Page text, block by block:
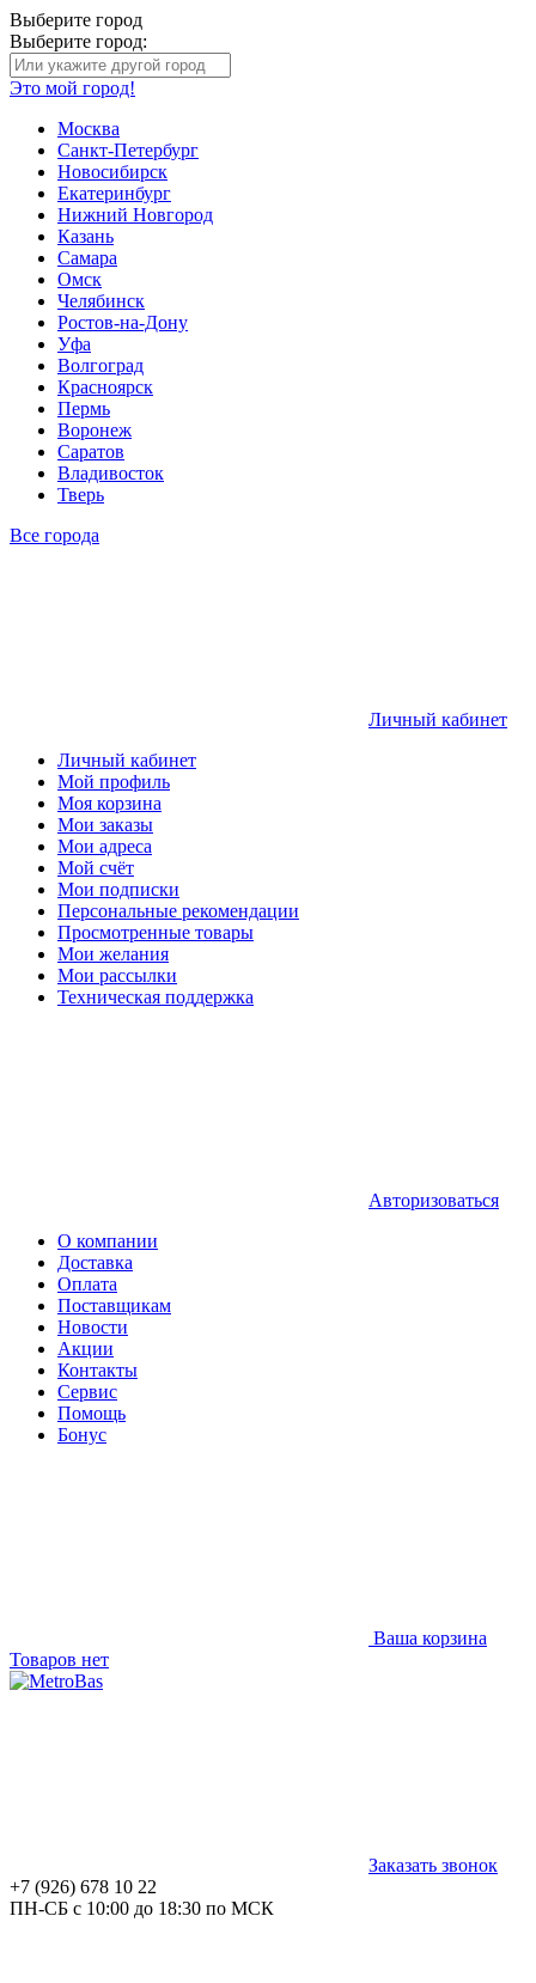
Выберите город
Выберите город:
Это мой город!
Москва
Санкт-Петербург
Новосибирск
Екатеринбург
Нижний Новгород
Казань
Самара
Омск
Челябинск
Ростов-на-Дону
Уфа
Волгоград
Красноярск
Пермь
Воронеж
Саратов
Владивосток
Тверь
Все города
Личный кабинет
Личный кабинет
Мой профиль
Моя корзина
Мои заказы
Мои адреса
Мой счёт
Мои подписки
Персональные рекомендации
Просмотренные товары
Мои желания
Мои рассылки
Техническая поддержка
Авторизоваться
О компании
Доставка
Оплата
Поставщикам
Новости
Акции
Контакты
Сервис
Помощь
Бонус
Ваша корзина
Товаров нет
Заказать звонок
+7 (926) 678 10 22
ПН-СБ с 10:00 до 18:30 по МСК